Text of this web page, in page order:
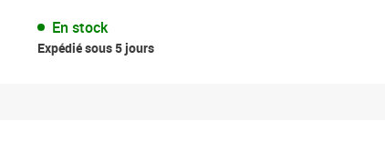
En stock
Expédié sous 5 jours